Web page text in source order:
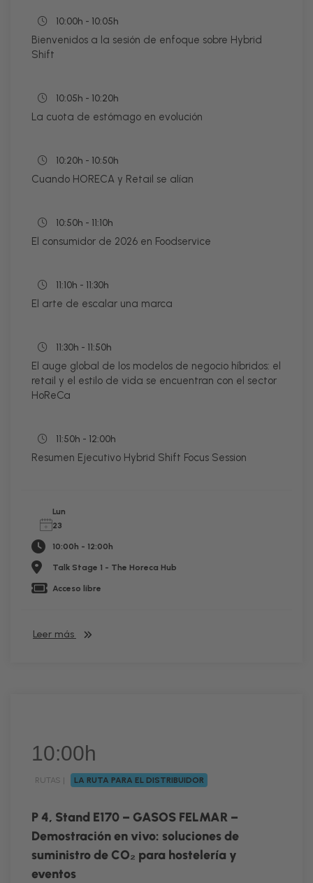
10:00h - 10:05h
Bienvenidos a la sesión de enfoque sobre Hybrid
Shift
10:05h - 10:20h
La cuota de estómago en evolución
10:20h - 10:50h
Cuando HORECA y Retail se alían
10:50h - 11:10h
El consumidor de 2026 en Foodservice
11:10h - 11:30h
El arte de escalar una marca
11:30h - 11:50h
El auge global de los modelos de negocio híbridos: el
retail y el estilo de vida se encuentran con el sector
HoReCa
11:50h - 12:00h
Resumen Ejecutivo Hybrid Shift Focus Session
Lun
23
10:00h - 12:00h
Talk Stage 1 - The Horeca Hub
Acceso libre
Leer más
10:00h
RUTAS | LA RUTA PARA EL DISTRIBUIDOR
P 4, Stand E170 – GASOS FELMAR –
Demostración en vivo: soluciones de
suministro de CO₂ para hostelería y
eventos